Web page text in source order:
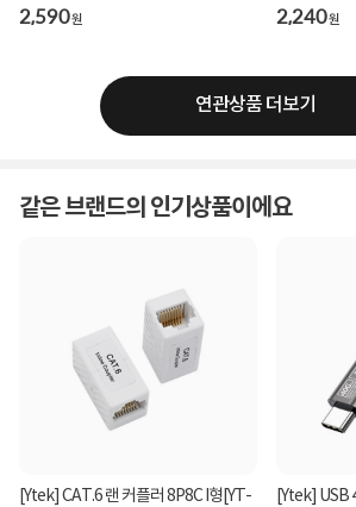
2,590원 2,240원
연관상품 더보기
같은 브랜드의 인기상품이에요
[Ytek] CAT.6 랜 커플러 8P8C I형[YT-
[Ytek] USB